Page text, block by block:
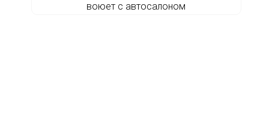
воюет с автосалоном